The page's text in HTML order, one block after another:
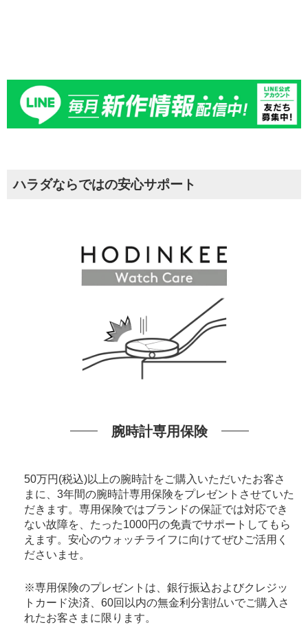
ハラダならではの安心サポート
腕時計専用保険
50万円(税込)以上の腕時計をご購入いただいたお客さ
まに、3年間の腕時計専用保険をプレゼントさせていた
だきます。専用保険ではブランドの保証では対応でき
ない故障を、たった1000円の免責でサポートしてもら
えます。安心のウォッチライフに向けてぜひご活用く
ださいませ。
※専用保険のプレゼントは、銀行振込およびクレジッ
トカード決済、60回以内の無金利分割払いでご購入さ
れたお客さまに限ります。